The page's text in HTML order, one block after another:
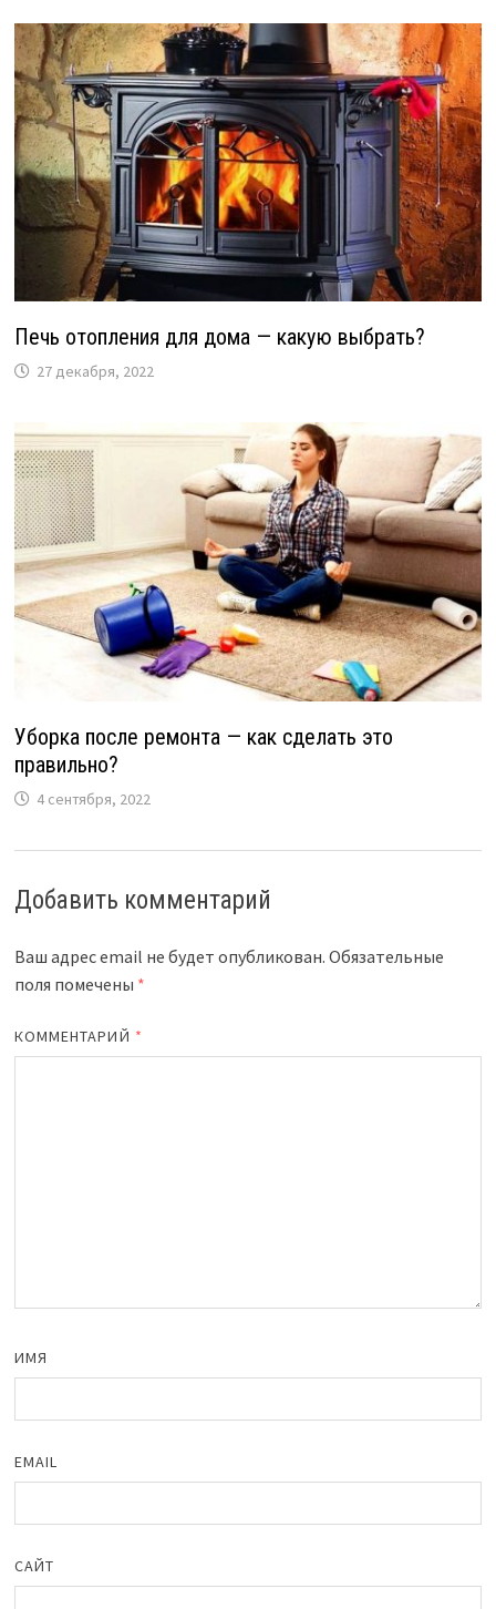
Печь отопления для дома — какую выбрать?
27 декабря, 2022
Уборка после ремонта — как сделать это
правильно?
4 сентября, 2022
Добавить комментарий
Ваш адрес email не будет опубликован. Обязательные
поля помечены *
КОММЕНТАРИЙ *
ИМЯ
EMAIL
САЙТ